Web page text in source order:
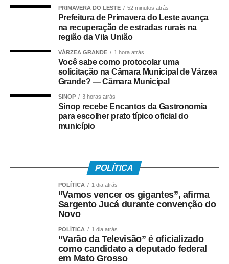
Quem tem direito ao Abono
Salarial
Tem direito ao benefício o trabalhador que:
• Está inscrito no Pis/Pasep há pelo menos cinco anos;
• Trabalhou com carteira assinada por no mínimo 30 dias
• Recebeu remuneração média mensal de até R$ 2.766
• Teve os dados corretamente informados pelo
empregador no e-Social.
Instituído pela Lei nº 7.998/90, o abono salarial pode
chegar até a um salário mínimo, proporcional ao
período trabalhado. Os recursos vêm do Fundo de
Amparo ao Trabalhador (FAT), com a habilitação feita
pelo Ministério do Trabalho e Emprego.
PRIMAVERA DO LESTE 52 minutos atrás
Prefeitura de Primavera do Leste avança
na recuperação de estradas rurais na
região da Vila União
VÁRZEA GRANDE 1 hora atrás
Você sabe como protocolar uma
solicitação na Câmara Municipal de Várzea
Grande? — Câmara Municipal
SINOP 3 horas atrás
Sinop recebe Encantos da Gastronomia
para escolher prato típico oficial do
município
POLÍTICA
POLÍTICA 1 dia atrás
“Vamos vencer os gigantes”, afirma
Sargento Jucá durante convenção do
Novo
POLÍTICA 1 dia atrás
“Varão da Televisão” é oficializado
como candidato a deputado federal
em Mato Grosso